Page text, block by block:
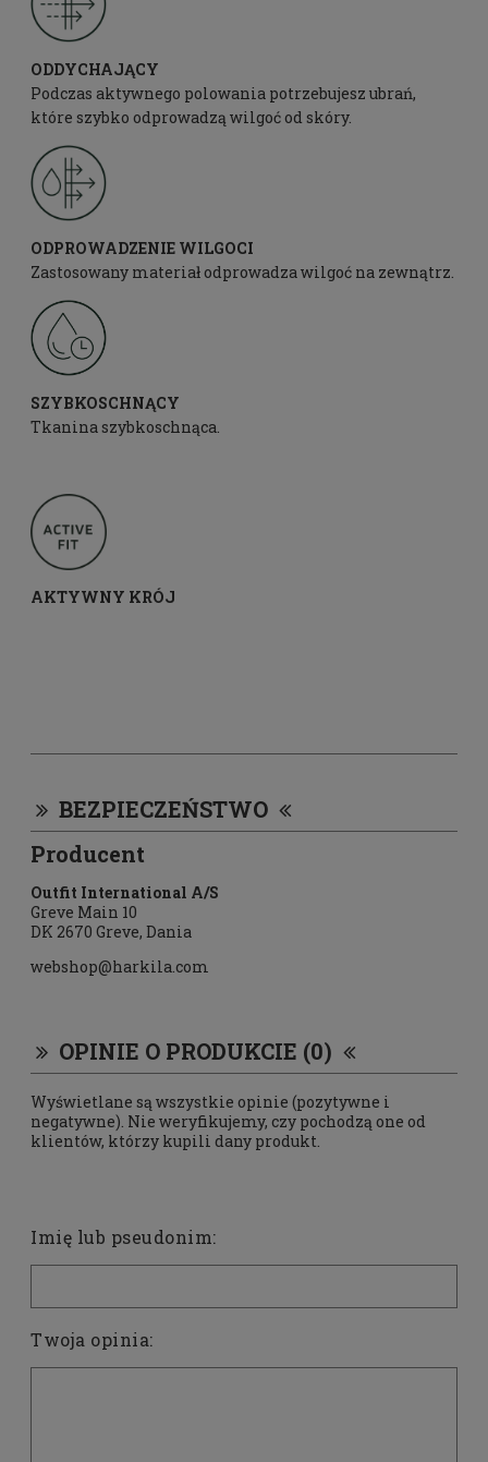
ODDYCHAJĄCY
Podczas aktywnego polowania potrzebujesz ubrań,
które szybko odprowadzą wilgoć od skóry.
ODPROWADZENIE WILGOCI
Zastosowany materiał odprowadza wilgoć na zewnątrz.
SZYBKOSCHNĄCY
Tkanina szybkoschnąca.
AKTYWNY KRÓJ
BEZPIECZEŃSTWO
Producent
Outfit International A/S
Greve Main 10
DK 2670 Greve, Dania
webshop@harkila.com
OPINIE O PRODUKCIE (0)
Wyświetlane są wszystkie opinie (pozytywne i
negatywne). Nie weryfikujemy, czy pochodzą one od
klientów, którzy kupili dany produkt.
Imię lub pseudonim:
Twoja opinia: